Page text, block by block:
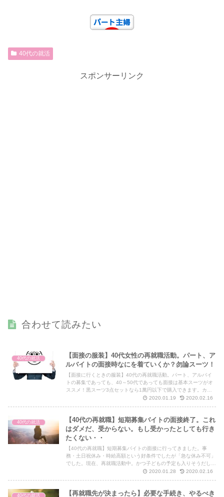
40代の就活
スポンサーリンク
合わせて読みたい
40代の就活
【面接の服装】40代女性の再就職活動。パート、ア
ルバイトの面接時なにを着ていくか？勿論スーツ！
【面接に行くときの服装】40代の再就職活動。パート、アルバイ
トの募集であっても、40～50代であっても面接は基本スーツがオ
ススメ！黒スーツ3点セットなら1萬円以下で購入できます。カー
ディガン+タイトスカートだと第一印象で負けちゃうかも。
2020.01.19 2020.02.16
40代の就活
【40代の再就職】短期募集バイトの面接終了。これ
はダメだ、受からない。もし受かったとしても行き
たくない・・
【40代の再就職】短期募集バイトの面接に行ってきました。事
務・土日祝休み・時給高額という好条件でしたが「急な休み不可」
でした。現在、再就職活動中。かつ子どもの予定も入りそうだし。
断ったほうが良いのかな。悩んでます。2020.01.28 2020.02.16
40代の就活 【再就職先が決まったら】必要な手続き、やるべき